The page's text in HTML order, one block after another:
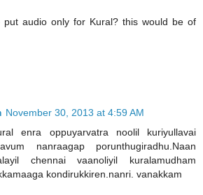
put audio only for Kural? this would be of
November 30, 2013 at 4:59 AM
enra oppuyarvatra noolil kuriyullavai
nanraagap porunthugiradhu.Naan
chennai vaanoliyil kuralamudham
kondirukkiren.nanri. vanakkam